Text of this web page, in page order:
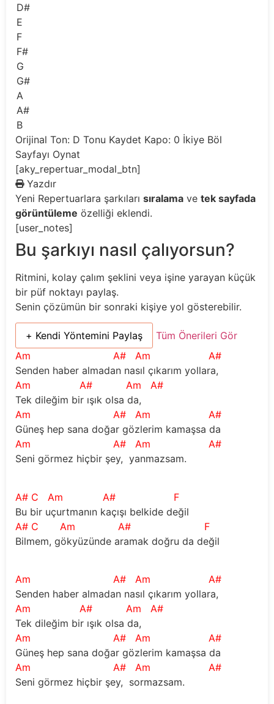
D#
E
F
F#
G
G#
A
A#
B
Orijinal Ton: D Tonu Kaydet Kapo: 0 İkiye Böl
Sayfayı Oynat
[aky_repertuar_modal_btn]
Yazdır
Yeni Repertuarlara şarkıları sıralama ve tek sayfada
görüntüleme özelliği eklendi.
[user_notes]
Bu şarkıyı nasıl çalıyorsun?
Ritmini, kolay çalım şeklini veya işine yarayan küçük
bir püf noktayı paylaş.
Senin çözümün bir sonraki kişiye yol gösterebilir.
+ Kendi Yöntemini Paylaş
Tüm Önerileri Gör
Am
A# Am
A#
Senden haber almadan nasıl çıkarım yollara,
Am
A# Am
A#
Tek dileğim bir ışık olsa da,
Am
A# Am
A#
Güneş hep sana doğar gözlerim kamaşsa da
Am
A# Am
A#
Seni görmez hiçbir şey,  yanmazsam.
A# C Am A#
F
Bu bir uçurtmanın kaçışı belkide değil
A# C Am A#
F
Bilmem, gökyüzünde aramak doğru da değil
Am A# Am
A#
Senden haber almadan nasıl çıkarım yollara,
Am
A# Am
A#
Tek dileğim bir ışık olsa da,
Am
A# Am
A#
Güneş hep sana doğar gözlerim kamaşsa da
Am
A# Am
A#
Seni görmez hiçbir şey,  sormazsam.